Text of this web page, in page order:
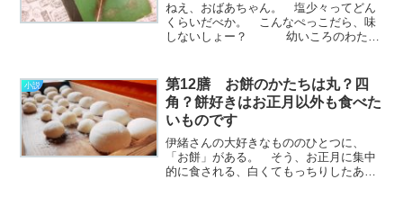
ねえ、おばあちゃん。 塩少々ってどん
くらいだべか。 こんなぺっこだら、味
しないしょー？ 幼いころのわたし
した。 どのお料理のレシピを見聞きし
ても、かならずどこか………………～続
きを読む～
小説
第12膳 お餅のかたちは丸？四
角？餅好きはお正月以外も食べた
いものです
伊緒さんの大好きなもののひとつに、
「お餅」がある。 そう、お正月に集中
的に食される、白くてもっちりしたあれ